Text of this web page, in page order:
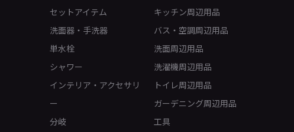
セットアイテム
洗面器・手洗器
単水栓
シャワー
インテリア・アクセサリ
ー
分岐
キッチン周辺用品
バス・空調周辺用品
洗面周辺用品
洗濯機周辺用品
トイレ周辺用品
ガーデニング周辺用品
工具